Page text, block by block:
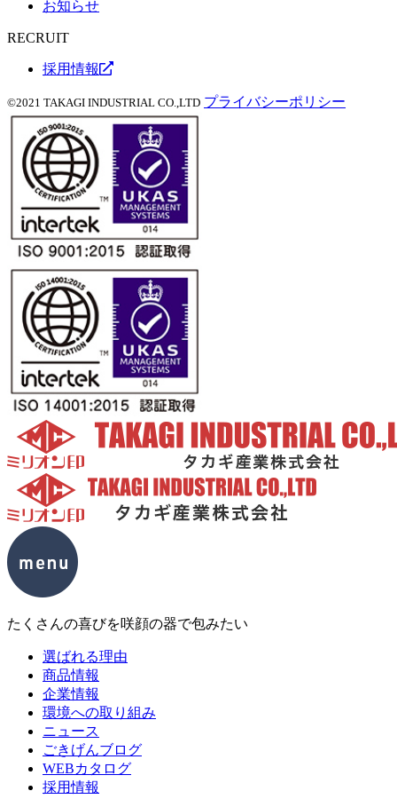
お知らせ
RECRUIT
採用情報
©2021 TAKAGI INDUSTRIAL CO.,LTD プライバシーポリシー
たくさんの喜びを咲顔の器で包みたい
選ばれる理由
商品情報
企業情報
環境への取り組み
ニュース
ごきげんブログ
WEBカタログ
採用情報